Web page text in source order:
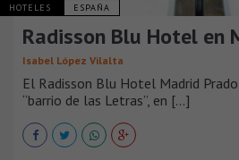
HOTELES ESPAÑA
Radisson Blu Hotel en
Isabel López Vilalta
El Radisson Blu Hotel Madrid
“barrio de las Letras”, en [...]